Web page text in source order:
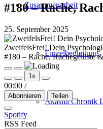
Zusammenarbeit
Einzelbegleitung
Akasha Chronik
#180 – Rache,
25. September 2025
ZweifelsFrei! Dein
#180 – Rache, Rachegelüste
Play
Episode
Pause
Episode
1x
00:00 /
Abonnieren Teilen
Spotify
RSS Feed